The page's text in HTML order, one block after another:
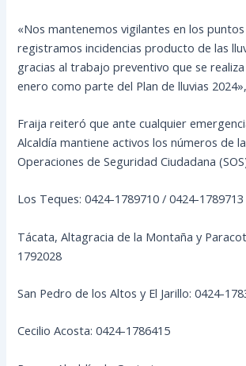
«Nos mantenemos vigilantes en los
registramos incidencias producto de las
gracias al trabajo preventivo que se
enero como parte del Plan de lluvias
Fraija reiteró que ante cualquier
Alcaldía mantiene activos los números de
Operaciones de Seguridad Ciudadana
Los Teques: 0424-1789710 / 0424-1789713
Tácata, Altagracia de la Montaña y
1792028
San Pedro de los Altos y El Jarillo: 0424-
Cecilio Acosta: 0424-1786415